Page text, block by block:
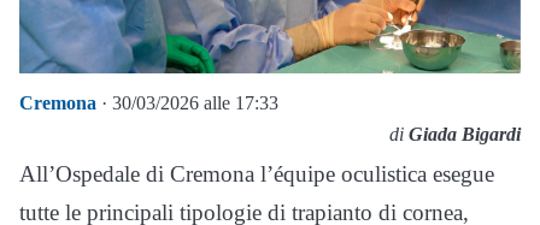
Cremona · 30/03/2026 alle 17:33
di Giada Bigardi
All’Ospedale di Cremona l’équipe oculistica esegue
tutte le principali tipologie di trapianto di cornea,